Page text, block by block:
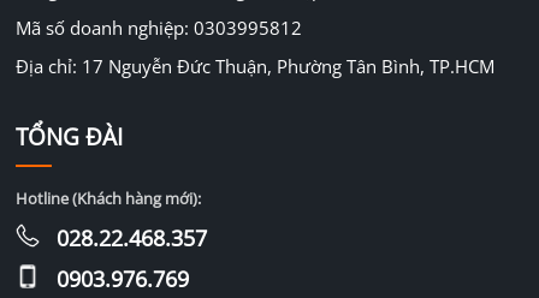
Mã số doanh nghiệp: 0303995812
Địa chỉ: 17 Nguyễn Đức Thuận, Phường Tân Bình, TP.HCM
TỔNG ĐÀI
Hotline (Khách hàng mới):
028.22.468.357
0903.976.769